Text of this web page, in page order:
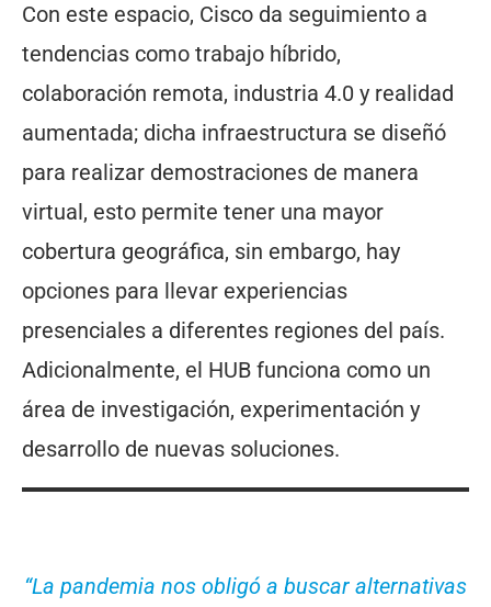
Con este espacio, Cisco da seguimiento a
tendencias como trabajo híbrido,
colaboración remota, industria 4.0 y realidad
aumentada; dicha infraestructura se diseñó
para realizar demostraciones de manera
virtual, esto permite tener una mayor
cobertura geográfica, sin embargo, hay
opciones para llevar experiencias
presenciales a diferentes regiones del país.
Adicionalmente, el HUB funciona como un
área de investigación, experimentación y
desarrollo de nuevas soluciones.
“La pandemia nos obligó a buscar alternativas